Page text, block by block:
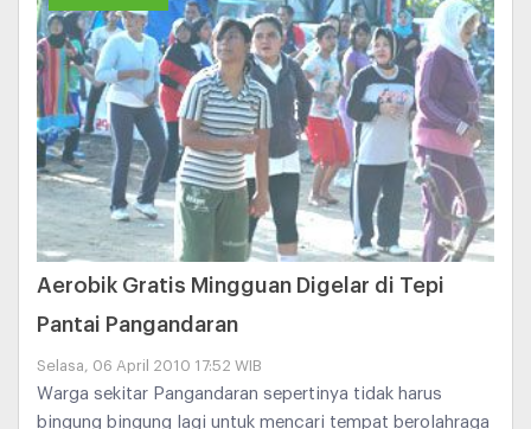
Aerobik Gratis Mingguan Digelar di Tepi
Pantai Pangandaran
Selasa, 06 April 2010 17:52 WIB
Warga sekitar Pangandaran sepertinya tidak harus
bingung bingung lagi untuk mencari tempat berolahraga